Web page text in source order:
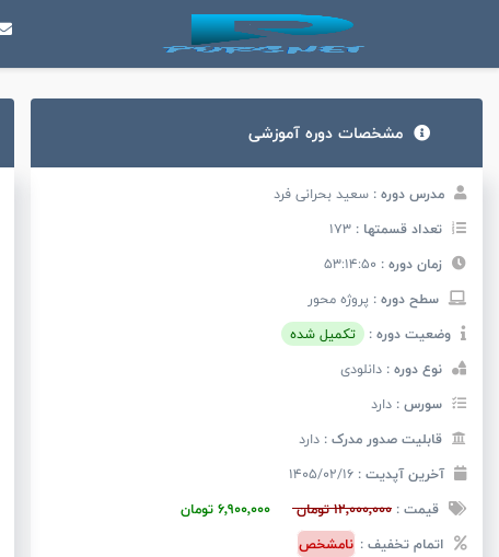
مشخصات دوره آموزشی
مدرس دوره : سعید بحرانی فرد
تعداد قسمتها :
زمان دوره :
سطح دوره : پروژه محور
وضعیت دوره : تکمیل شده
نوع دوره : دانلودی
سورس : دارد
قابلیت صدور مدرک : دارد
آخرین آپدیت :
قیمت : 12٬000٬000تومان 6٬900٬000تومان
اتمام تخفیف : نامشخص